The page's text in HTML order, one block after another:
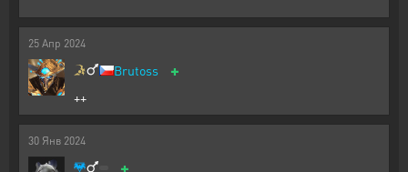
25 Апр 2024
Brutoss +
++
30 Янв 2024
+